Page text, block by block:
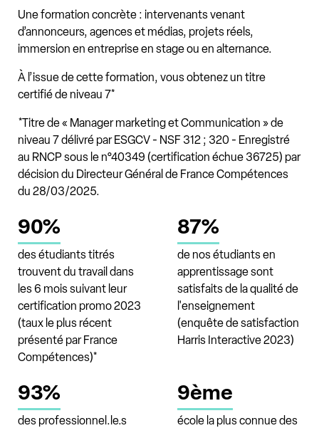
Une formation concrète : intervenants venant
d’annonceurs, agences et médias, projets réels,
immersion en entreprise en stage ou en alternance.
À l’issue de cette formation, vous obtenez un titre
certifié de niveau 7*
*Titre de « Manager marketing et Communication » de
niveau 7 délivré par ESGCV - NSF 312 ; 320 - Enregistré
au RNCP sous le n°40349 (certification échue 36725) par
décision du Directeur Général de France Compétences
du 28/03/2025.
90%
des étudiants titrés
trouvent du travail dans
les 6 mois suivant leur
certification promo 2023
(taux le plus récent
présenté par France
Compétences)*
87%
de nos étudiants en
apprentissage sont
satisfaits de la qualité de
l'enseignement
(enquête de satisfaction
Harris Interactive 2023)
93%
des professionnel.le.s
9ème
école la plus connue des